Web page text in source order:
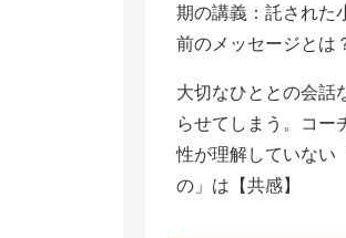
期の講義：託された
前のメッセージとは
大切なひととの会話
らせてしまう。コー
性が理解していない
の」は【共感】